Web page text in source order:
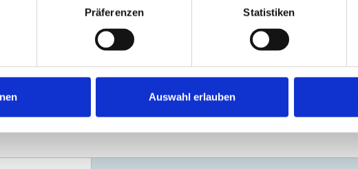
Präferenzen Statistiken
Auswahl erlauben